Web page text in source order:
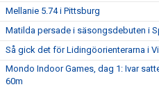
Mellanie 5.74 i Pittsburg
Matilda persade i säsongsdebuten i
Så gick det för Lidingöorienterarna i
Mondo Indoor Games, dag 1: Ivar
60m